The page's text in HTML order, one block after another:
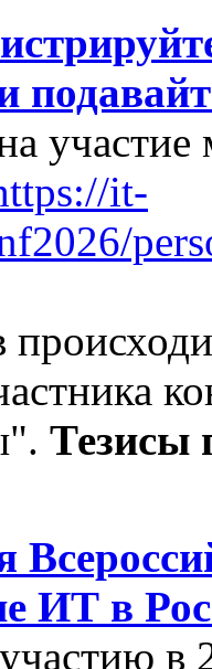
it-
Тезисы
ИТ в
в